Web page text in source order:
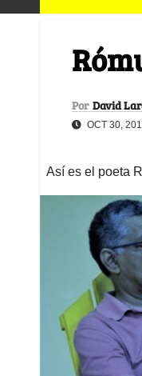
Por David
OCT 30,
Así es el poeta